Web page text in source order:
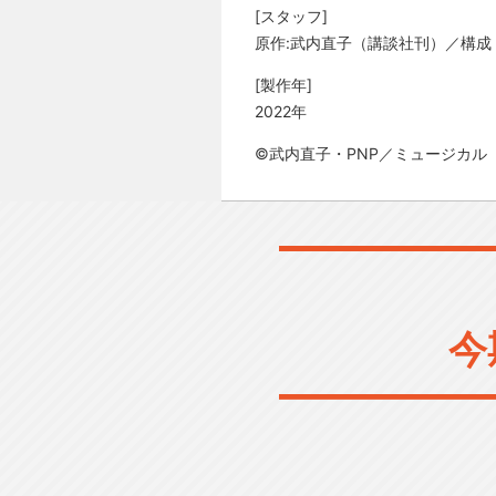
[スタッフ]
原作:武内直子（講談社刊）／構
[製作年]
2022年
©武内直子・PNP／ミュージカル